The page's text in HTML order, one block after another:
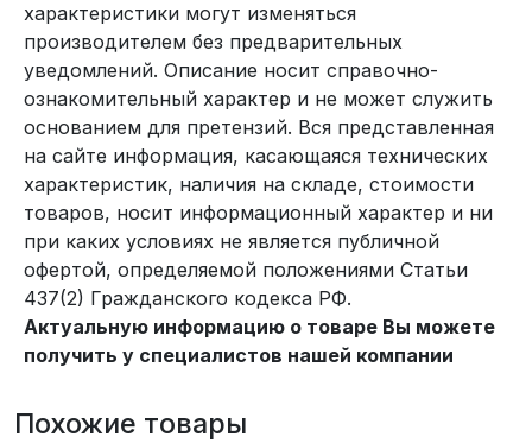
характеристики могут изменяться
производителем без предварительных
уведомлений. Описание носит справочно-
ознакомительный характер и не может служить
основанием для претензий. Вся представленная
на сайте информация, касающаяся технических
характеристик, наличия на складе, стоимости
товаров, носит информационный характер и ни
при каких условиях не является публичной
офертой, определяемой положениями Статьи
437(2) Гражданского кодекса РФ.
Актуальную информацию о товаре Вы можете
получить у специалистов нашей компании
Похожие товары